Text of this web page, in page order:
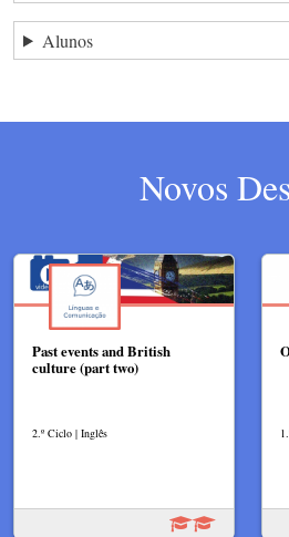
Alunos
Novos
Past events and British
culture (part two)
2.º Ciclo | Inglês